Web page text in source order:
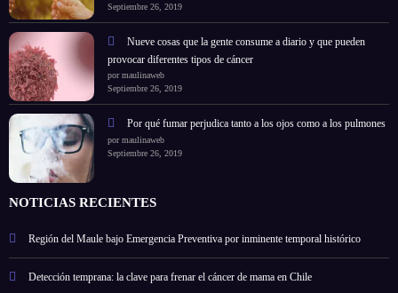
Septiembre 26, 2019
Nueve cosas que la gente consume a diario y que pueden
provocar diferentes tipos de cáncer
por maulinaweb
Septiembre 26, 2019
Por qué fumar perjudica tanto a los ojos como a los pulmones
por maulinaweb
Septiembre 26, 2019
NOTICIAS RECIENTES
Región del Maule bajo Emergencia Preventiva por inminente temporal histórico
Detección temprana: la clave para frenar el cáncer de mama en Chile